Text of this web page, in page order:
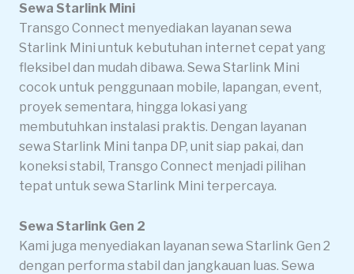
Sewa Starlink Mini
Transgo Connect menyediakan layanan sewa
Starlink Mini untuk kebutuhan internet cepat yang
fleksibel dan mudah dibawa. Sewa Starlink Mini
cocok untuk penggunaan mobile, lapangan, event,
proyek sementara, hingga lokasi yang
membutuhkan instalasi praktis. Dengan layanan
sewa Starlink Mini tanpa DP, unit siap pakai, dan
koneksi stabil, Transgo Connect menjadi pilihan
tepat untuk sewa Starlink Mini terpercaya.
Sewa Starlink Gen 2
Kami juga menyediakan layanan sewa Starlink Gen 2
dengan performa stabil dan jangkauan luas. Sewa